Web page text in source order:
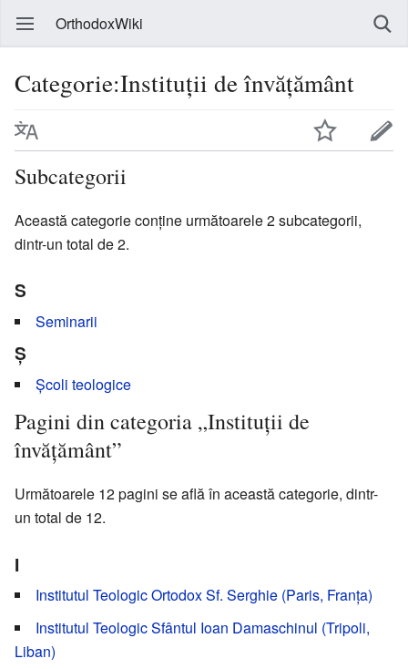
OrthodoxWiki
Categorie:Instituții de învățământ
Subcategorii
Această categorie conține următoarele 2 subcategorii,
dintr-un total de 2.
S
Seminarii
Ș
Școli teologice
Pagini din categoria „Instituții de
învățământ”
Următoarele 12 pagini se află în această categorie, dintr-
un total de 12.
I
Institutul Teologic Ortodox Sf. Serghie (Paris, Franța)
Institutul Teologic Sfântul Ioan Damaschinul (Tripoli,
Liban)